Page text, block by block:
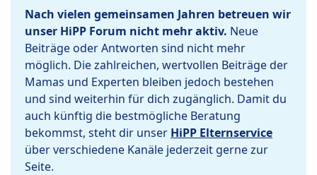
Nach vielen gemeinsamen Jahren betreuen wir
unser HiPP Forum nicht mehr aktiv. Neue
Beiträge oder Antworten sind nicht mehr
möglich. Die zahlreichen, wertvollen Beiträge der
Mamas und Experten bleiben jedoch bestehen
und sind weiterhin für dich zugänglich. Damit du
auch künftig die bestmögliche Beratung
bekommst, steht dir unser HiPP Elternservice
über verschiedene Kanäle jederzeit gerne zur
Seite.